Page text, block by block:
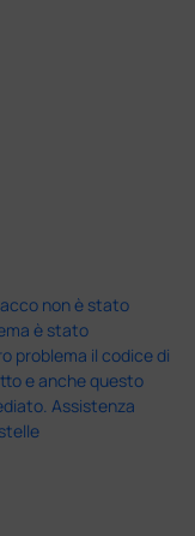
non è stato
è stato
problema il codice di
e anche questo
Assistenza